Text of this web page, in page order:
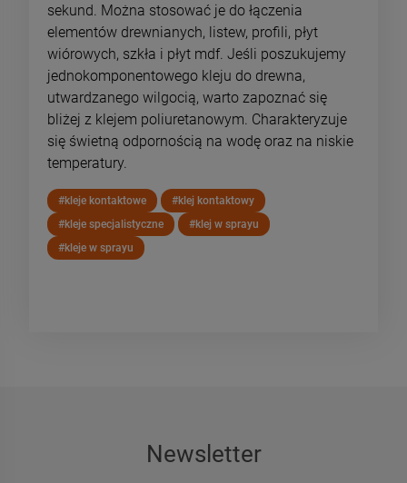
sekund. Można stosować je do łączenia
elementów drewnianych, listew, profili, płyt
wiórowych, szkła i płyt mdf. Jeśli poszukujemy
jednokomponentowego kleju do drewna,
utwardzanego wilgocią, warto zapoznać się
bliżej z klejem poliuretanowym. Charakteryzuje
się świetną odpornością na wodę oraz na niskie
temperatury.
#kleje kontaktowe
#klej kontaktowy
#kleje specjalistyczne
#klej w sprayu
#kleje w sprayu
Newsletter